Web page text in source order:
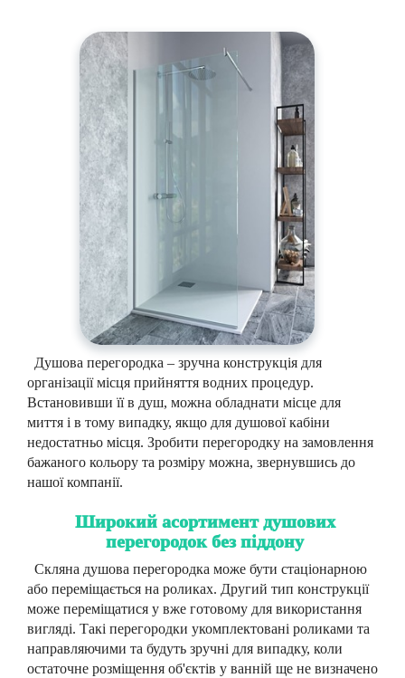
Душова перегородка – зручна конструкція для
організації місця прийняття водних процедур.
Встановивши її в душ, можна обладнати місце для
миття і в тому випадку, якщо для душової кабіни
недостатньо місця. Зробити перегородку на замовлення
бажаного кольору та розміру можна, звернувшись до
нашої компанії.
Широкий асортимент душових
перегородок без піддону
Скляна душова перегородка може бути стаціонарною
або переміщається на роликах. Другий тип конструкції
може переміщатися у вже готовому для використання
вигляді. Такі перегородки укомплектовані роликами та
направляючими та будуть зручні для випадку, коли
остаточне розміщення об'єктів у ванній ще не визначено